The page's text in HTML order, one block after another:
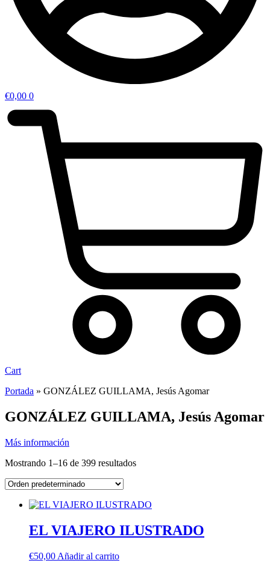
€0,00 0
Cart
Portada » GONZÁLEZ GUILLAMA, Jesús Agomar
GONZÁLEZ GUILLAMA, Jesús Agomar
Más información
Mostrando 1–16 de 399 resultados
EL VIAJERO ILUSTRADO
€50,00 Añadir al carrito